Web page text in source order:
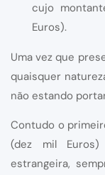
cujo
Euros).
Uma vez que
quaisquer
não estando
Contudo o
(dez mil
estrangeira,